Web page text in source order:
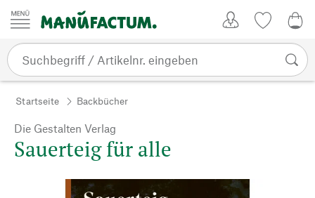
Zum Inhalt springen
Startseite Backbücher
Die Gestalten Verlag
Sauerteig für alle